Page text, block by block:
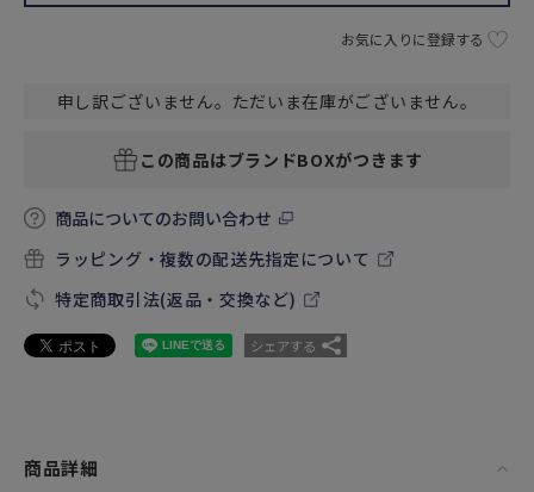
お気に入りに登録する
申し訳ございません。ただいま在庫がございません。
この商品はブランドBOXがつきます
商品についてのお問い合わせ
ラッピング・複数の配送先指定について
特定商取引法(返品・交換など)
シェアする
商品詳細